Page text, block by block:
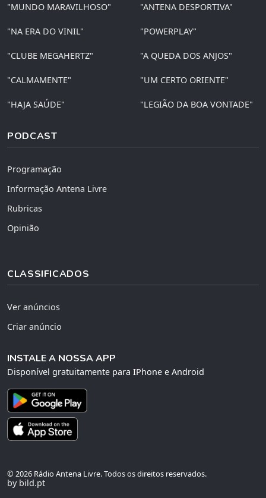
"MUNDO MARAVILHOSO" "ANTENA DESPORTIVA"
"NA ERA DO VINIL" "POWERPLAY"
"CLUBE MEGAHERTZ" "A QUEDA DOS ANJOS"
"CALMAMENTE" "UM CERTO ORIENTE"
"HAJA SAÚDE" "LEGIÃO DA BOA VONTADE"
PODCAST
Programação
Informação Antena Livre
Rubricas
Opinião
CLASSIFICADOS
Ver anúncios
Criar anúncio
INSTALE A NOSSA APP
Disponível gratuitamente para IPhone e Android
© 2026 Rádio Antena Livre. Todos os direitos reservados.
by bild.pt